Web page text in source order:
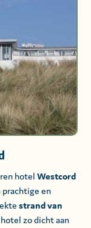
hotelWestcord
prachtige en
strand van
zo dicht aan